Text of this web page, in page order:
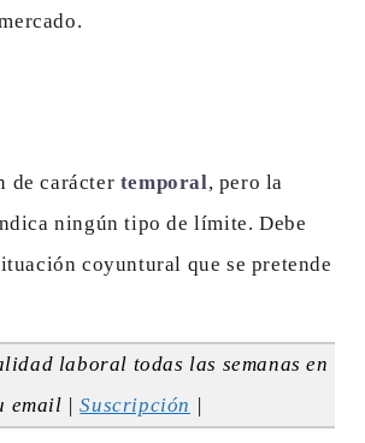
de carácter temporal, pero la
ningún tipo de límite. Debe
coyuntural que se pretende
laboral todas las semanas en
email |Suscripción |